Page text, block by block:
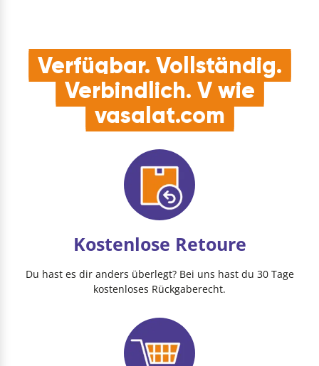
Verfügbar. Vollständig.
Verbindlich. V wie
vasalat.com
Kostenlose Retoure
Du hast es dir anders überlegt? Bei uns hast du 30 Tage
kostenloses Rückgaberecht.